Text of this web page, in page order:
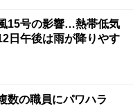
15号の影響…熱帯低気
日午後は雨が降りやす
数の職員にパワハラ